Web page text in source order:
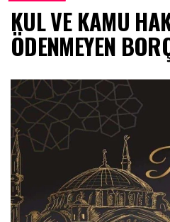
KUL VE KAMU
ÖDENMEYEN